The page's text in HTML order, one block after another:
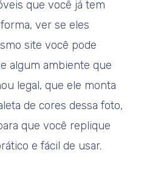
que você já tem
ver se eles
site você pode
algum ambiente que
legal, que ele monta
de cores dessa foto,
que você replique
e fácil de usar.